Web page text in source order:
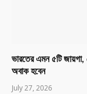
ভারতের এমন ৫টি জায়গা,
অবাক হবেন
July 27, 2026